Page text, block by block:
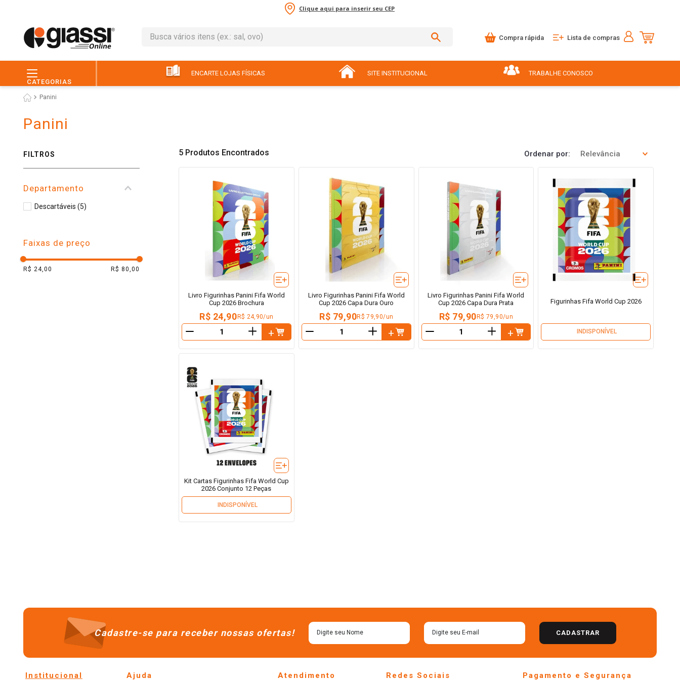
Clique aqui para inserir seu CEP
Busca vários itens (ex.: sal, ovo)
Compra rápida Lista de compras
CATEGORIAS
ENCARTE LOJAS FÍSICAS SITE INSTITUCIONAL TRABALHE CONOSCO
Panini
Panini
FILTROS
Departamento
Descartáveis (5)
Faixas de preço
R$ 24,00 R$ 80,00
5 Produtos Ordenar por Relevância
Livro Figurinhas Panini Fifa World
Cup 2026 Brochura
R$ 24,90R$ 24,90/un
＋
Livro Figurinhas Panini Fifa World
Cup 2026 Capa Dura Ouro
R$ 79,90R$ 79,90/un
＋
Livro Figurinhas Panini Fifa World
Cup 2026 Capa Dura Prata
R$ 79,90R$ 79,90/un
＋
Figurinhas Fifa World Cup 2026
INDISPONÍVEL
Kit Cartas Figurinhas Fifa World Cup
2026 Conjunto 12 Peças
INDISPONÍVEL
Cadastre-se para receber nossas ofertas! CADASTRAR
Institucional Ajuda Atendimento Redes Sociais Pagamento e Segurança
leite